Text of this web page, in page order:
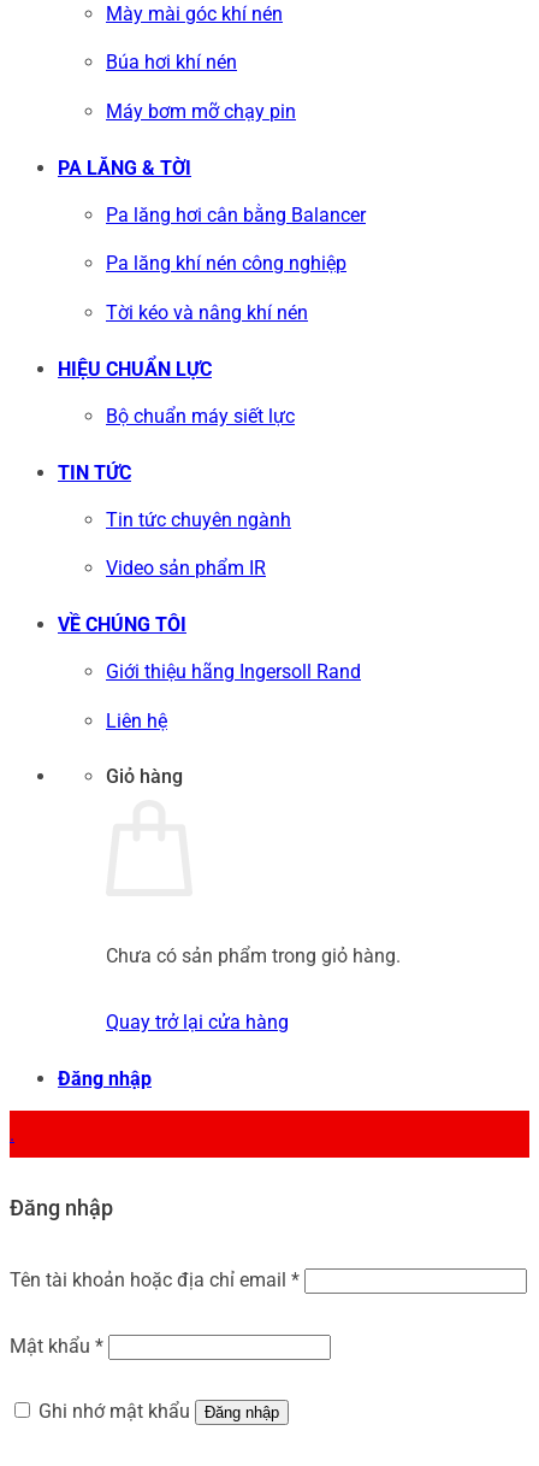
Mày mài góc khí nén
Búa hơi khí nén
Máy bơm mỡ chạy pin
PA LĂNG & TỜI
Pa lăng hơi cân bằng Balancer
Pa lăng khí nén công nghiệp
Tời kéo và nâng khí nén
HIỆU CHUẨN LỰC
Bộ chuẩn máy siết lực
TIN TỨC
Tin tức chuyên ngành
Video sản phẩm IR
VỀ CHÚNG TÔI
Giới thiệu hãng Ingersoll Rand
Liên hệ
Giỏ hàng
Chưa có sản phẩm trong giỏ hàng.
Quay trở lại cửa hàng
Đăng nhập
.
Đăng nhập
Tên tài khoản hoặc địa chỉ email *
Mật khẩu *
Ghi nhớ mật khẩu Đăng nhập